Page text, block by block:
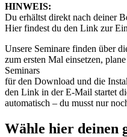
HINWEIS:
Du erhältst direkt nach deiner
Hier findest du den Link zur
Unsere Seminare finden über
zum ersten Mal einsetzen,
Seminars
für den Download und die
den Link in der E-Mail startet
automatisch – du musst nur
Wähle hier deinen